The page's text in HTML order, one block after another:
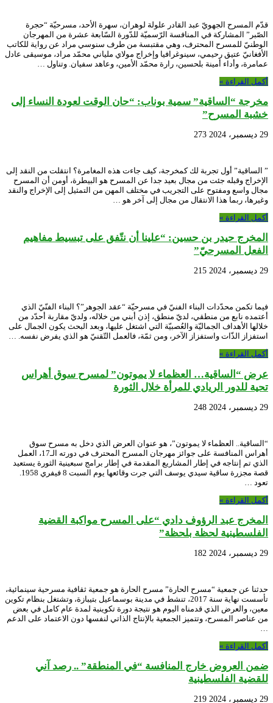
قدّم المسرح الجهويّ عبد القادر علولة لوهران، سهرة الأحد، مسرحيّة “حجرة
الصّبر” المشاركة في المنافسة الرّسميّة للدّورة السّابعة عشرة من المهرجان
الوطنيّ للمسرح المحترف، وهي مقتبسة من طرف سنوسي مراد عن رواية للكاتب
الأفغانيّ عتيق رحيمي، سينوغرافيا وإخراج مولاي ملياني محمّد مراد، موسيقى عادل
عمامرة، وأداء أمينة بلحسين، رارة محمّد الأمين، وعاهد سفيان. وتناول …
أكمل القراءة »
مخرجة “الساقية” سمية بوناب: “حان الوقت لعودة النساء إلى
خشبة المسرح”
29 ديسمبر، 2024 273
” الساقية” أول تجربة لك كمخرجة، كيف جاءت هذه المغامرة؟ انتقلت من النقد إلى
الإخراج وقبله جئت من مجال بعيد جدا عن المسرح هو البيطرة، أومن أن المسرح
مجال واسع ومفتوح على التجريب في مختلف المهن من التمثيل إلى الإخراج والنقد
وغيرها، ربما هذا الانتقال من مجال إلى آخر هو …
أكمل القراءة »
المخرج حيدر بن حسين: “علينا أن نتّفق على تبسيط مفاهيم
الفعل المسرحيّ”
29 ديسمبر، 2024 215
فيما تكمن محدّدات البناء الفنيّ في مسرحيّة “عقد الجوهر”؟ البناء الفنّيّ الذي
أعتمده نابع من منطقي، لديّ منطق، إذن أبني من خلاله، ولديّ مقاربة أحدّد من
خلالها الأهداف الجماليّة والعُصبيّة التي اشتغل عليها، وبعد البحث يكون الجمال على
استفزاز الذّات واستفزاز الآخر، ومن ثمّة، فالعمل التّقنيّ هو الذي يفرض نفسه. …
أكمل القراءة »
عرض “الساقية… العظماء لا يموتون” لمسرح سوق أهراس
تحية للدور الريادي للمرأة خلال الثورة
29 ديسمبر، 2024 248
“الساقية.. العظماء لا يموتون”، هو عنوان العرض الذي دخل به مسرح سوق
أهراس المنافسة على جوائز مهرجان المسرح المحترف في دورته الـ17، العمل
الذي تم إنتاجه في إطار المشاريع المقدمة في إطار برامج سبعينية الثورة يستعيد
تعود …
أكمل القراءة »
المخرج عبد الرؤوف دادي “على المسرح مواكبة القضية
الفلسطينية لحظة بلحظة”
29 ديسمبر، 2024 182
حدثنا عن جمعية “مسرح الحارة” مسرح الحارة هو جمعية ثقافية مسرحية سينمائية،
تأسست نهاية سنة 2017، تنشط في مدينة بوسماعيل بتيبازة، وتشتغل بنظام تكوين
معين، والعرض الذي قدمناه اليوم هو نتيجة دورة تكوينية لمدة عام كامل في بعض
من عناصر المسرح، وتتميز الجمعية بالإنتاج الذاتي لنفسها دون الاعتماد على الدعم
أكمل القراءة »
ضمن العروض خارج المنافسة “في المنطقة” .. رصد آني
للقضية الفلسطينية
29 ديسمبر، 2024 219